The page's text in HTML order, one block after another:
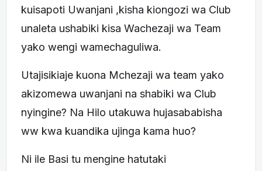
kuisapoti Uwanjani ,kisha kiongozi wa Club
unaleta ushabiki kisa Wachezaji wa Team
yako wengi wamechaguliwa.
Utajisikiaje kuona Mchezaji wa team yako
akizomewa uwanjani na shabiki wa Club
nyingine? Na Hilo utakuwa hujasababisha
ww kwa kuandika ujinga kama huo?
Ni ile Basi tu mengine hatutaki